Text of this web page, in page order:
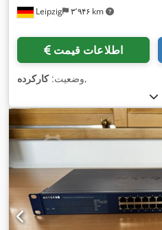
Leipzig ۳٬۹۴۶ km
اطلاعات قیمت
وضعیت:کارکرده ,